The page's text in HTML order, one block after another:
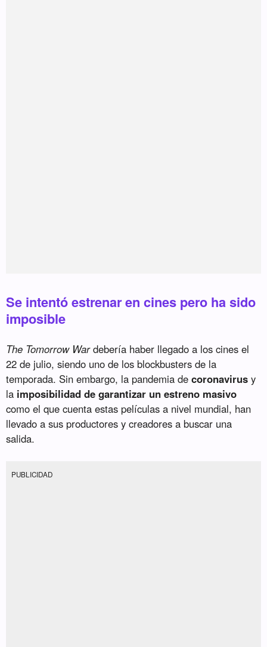
Se intentó estrenar en cines pero ha sido
imposible
The Tomorrow Wardebería haber llegado a los cines el
22 de julio, siendo uno de los blockbusters de la
temporada. Sin embargo, la pandemia decoronavirus y
la imposibilidad de garantizar un estreno masivo
como el que cuenta estas películas a nivel mundial, han
llevado a sus productores y creadores a buscar una
salida.
PUBLICIDAD